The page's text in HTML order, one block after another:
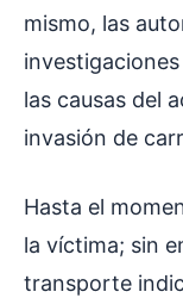
mismo, las
las causas del
invasión de
Hasta el
la víctima; sin
transporte